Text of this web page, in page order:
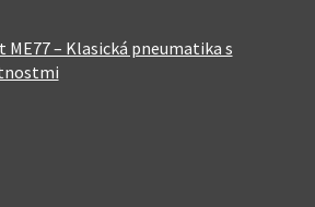
– Klasická pneumatika s